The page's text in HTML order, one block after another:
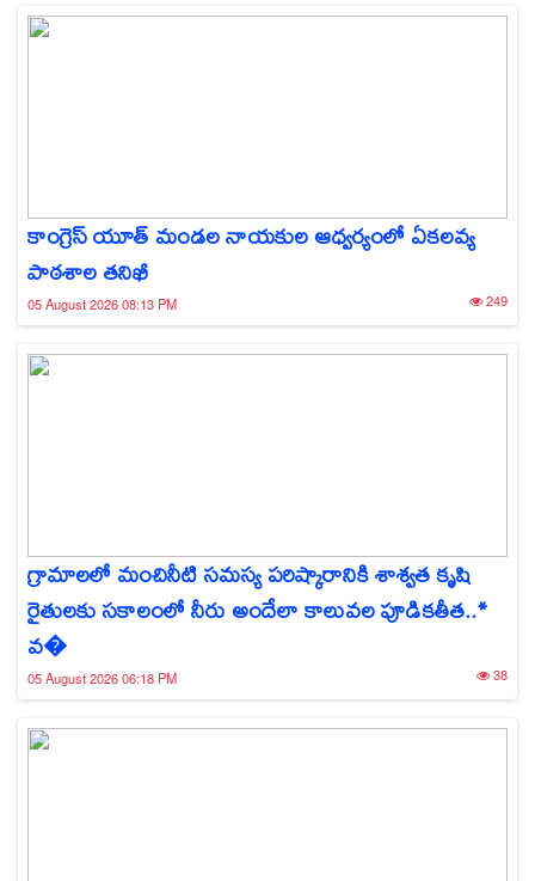
కాంగ్రెస్ యూత్ మండల నాయకుల ఆధ్వర్యంలో ఏకలవ్య
పాఠశాల తనిఖీ
05 August 2026 08:13 PM 249
గ్రామాలలో మంచినీటి సమస్య పరిష్కారానికి శాశ్వత కృషి
రైతులకు సకాలంలో నీరు అందేలా కాలువల పూడికతీత..*
వ�
05 August 2026 06:18 PM 38